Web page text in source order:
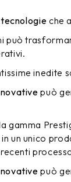
tecnologie che
può
inedite
può
gamma
un unico
può